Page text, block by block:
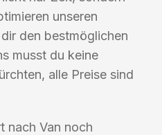
unseren
den bestmöglichen
musst du keine
alle Preise sind
nach Van noch